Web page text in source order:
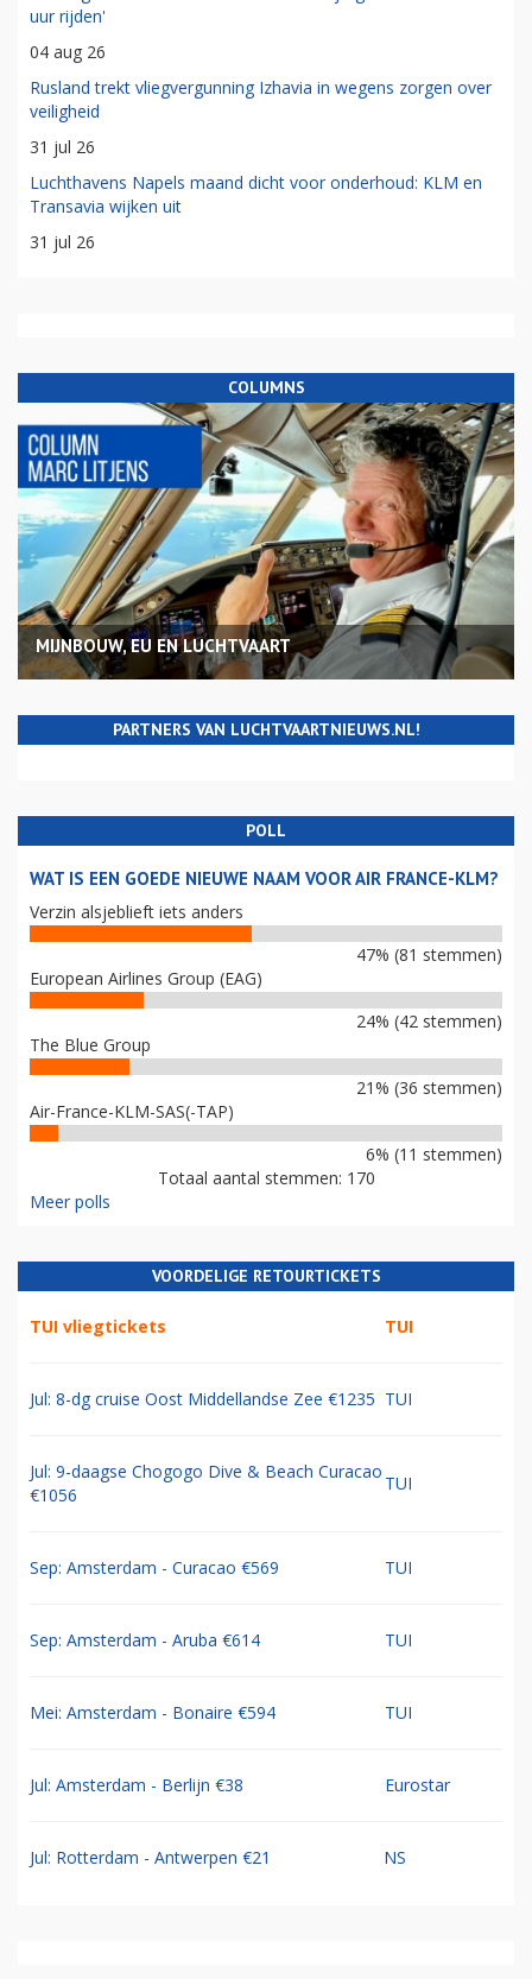
uur rijden'
04 aug 26
Rusland trekt vliegvergunning Izhavia in wegens zorgen over
veiligheid
31 jul 26
Luchthavens Napels maand dicht voor onderhoud: KLM en
Transavia wijken uit
31 jul 26
COLUMNS
MIJNBOUW, EU EN LUCHTVAART
PARTNERS VAN LUCHTVAARTNIEUWS.NL!
POLL
WAT IS EEN GOEDE NIEUWE NAAM VOOR AIR FRANCE-KLM?
Verzin alsjeblieft iets anders
47% (81 stemmen)
European Airlines Group (EAG)
24% (42 stemmen)
The Blue Group
21% (36 stemmen)
Air-France-KLM-SAS(-TAP)
6% (11 stemmen)
Totaal aantal stemmen: 170
Meer polls
VOORDELIGE RETOURTICKETS
TUI vliegtickets TUI
Jul: 8-dg cruise Oost Middellandse Zee €1235 TUI
Jul: 9-daagse Chogogo Dive & Beach Curacao
€1056
TUI
Sep: Amsterdam - Curacao €569 TUI
Sep: Amsterdam - Aruba €614 TUI
Mei: Amsterdam - Bonaire €594 TUI
Jul: Amsterdam - Berlijn €38 Eurostar
Jul: Rotterdam - Antwerpen €21 NS